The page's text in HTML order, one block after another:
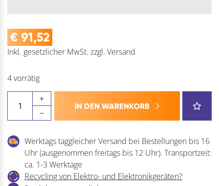
€ 91,52
Inkl. gesetzlicher MwSt. zzgl. Versand
4 vorrätig
HM-
Hammer
Max-
Schneider
IN DEN WARENKORB
Werktags taggleicher Versand bei Bestellungen bis 16
Uhr (ausgenommen freitags bis 12 Uhr). Transportzeit:
ca. 1-3 Werktage
Recycling von Elektro- und Elektronikgeräten?